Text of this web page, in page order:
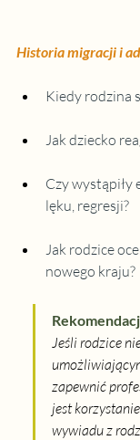
Historia migracji i
Kiedy rodzina
Jak dziecko
Czy wystąpiły
lęku, regresji?
Jak rodzice
nowego kraju?
Jeśli rodzice
zapewnić
jest
wywiadu z